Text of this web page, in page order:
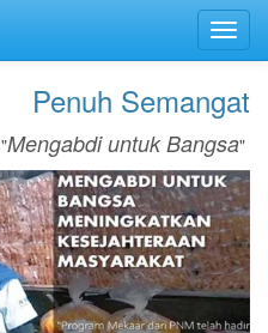
Penuh Semangat
"Mengabdi untuk Bangsa"